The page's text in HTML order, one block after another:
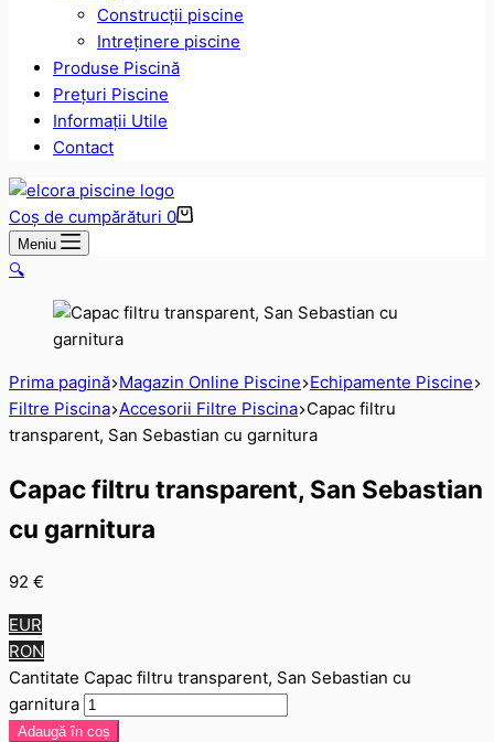
Construcții piscine
Intreținere piscine
Produse Piscină
Prețuri Piscine
Informații Utile
Contact
Coș de cumpărături 0
Meniu
🔍
Prima pagină Magazin Online Piscine Echipamente Piscine
Filtre Piscina Accesorii Filtre Piscina Capac filtru
transparent, San Sebastian cu garnitura
Capac filtru transparent, San Sebastian
cu garnitura
92 €
EUR
RON
Cantitate Capac filtru transparent, San Sebastian cu
garnitura
Adaugă în coș